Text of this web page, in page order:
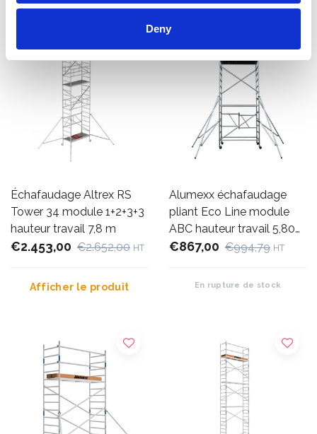
Deny
Échafaudage Altrex RS
Tower 34 module 1+2+3+3
hauteur travail 7,8 m
€2.453,00 €2.652,00 HT
Afficher le produit
Alumexx échafaudage
pliant Eco Line module
ABC hauteur travail 5,80
m
€867,00 €994,79 HT
En rupture de stock